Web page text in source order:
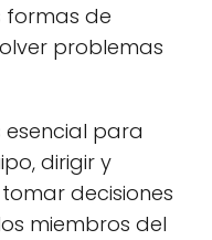
formas de
problemas
esencial para
dirigir y
decisiones
miembros del